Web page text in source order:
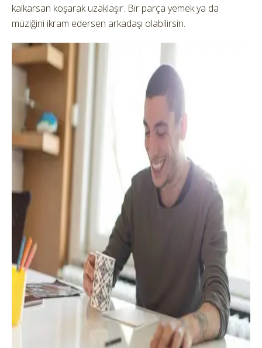
kalkarsan koşarak uzaklaşır. Bir parça yemek ya da
müziğini ikram edersen arkadaşı olabilirsin.